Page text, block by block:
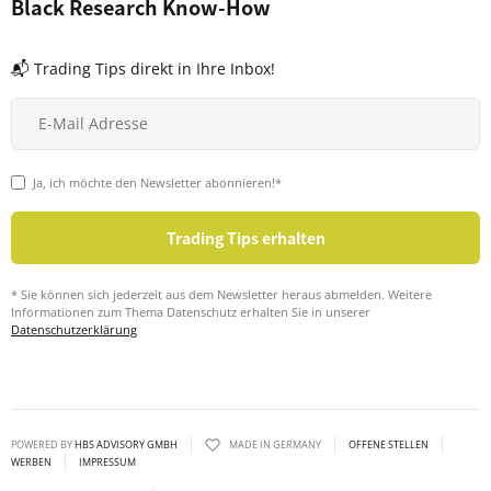
Black Research Know-How
📬 Trading Tips direkt in Ihre Inbox!
Ja, ich möchte den Newsletter abonnieren!*
* Sie können sich jederzeit aus dem Newsletter heraus abmelden. Weitere
Informationen zum Thema Datenschutz erhalten Sie in unserer
Datenschutzerklärung
POWERED BYHBS ADVISORY GMBH MADE IN GERMANY
OFFENE STELLEN
WERBEN
IMPRESSUM